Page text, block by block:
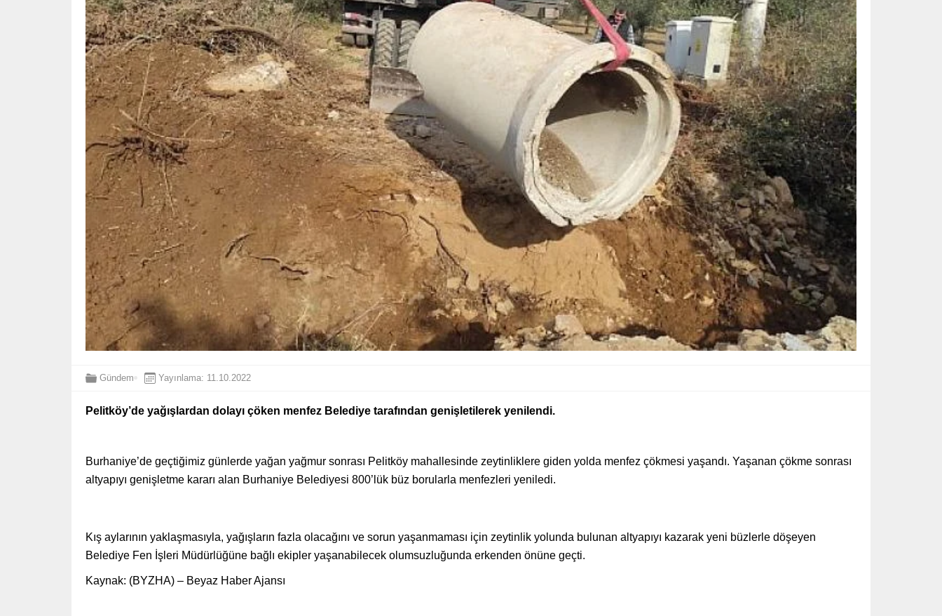
Gündem Yayınlama: 11.10.2022
Pelitköy’de yağışlardan dolayı çöken menfez Belediye tarafından genişletilerek yenilendi.
Burhaniye’de geçtiğimiz günlerde yağan yağmur sonrası Pelitköy mahallesinde zeytinliklere giden yolda menfez çökmesi yaşandı. Yaşanan çökme sonrası
altyapıyı genişletme kararı alan Burhaniye Belediyesi 800’lük büz borularla menfezleri yeniledi.
Kış aylarının yaklaşmasıyla, yağışların fazla olacağını ve sorun yaşanmaması için zeytinlik yolunda bulunan altyapıyı kazarak yeni büzlerle döşeyen
Belediye Fen İşleri Müdürlüğüne bağlı ekipler yaşanabilecek olumsuzluğunda erkenden önüne geçti.
Kaynak: (BYZHA) – Beyaz Haber Ajansı